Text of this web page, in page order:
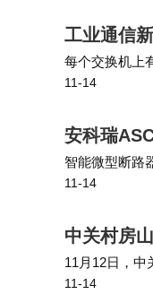
Q：
达丰引入并
企业在电信
Q：
A：加
工业通信
每个交换机上
整体设计采用
11-14
安科瑞
智能微型断路
有远程操控、
11-14
中关村房
11月12日，中
产业前沿技术
11-14